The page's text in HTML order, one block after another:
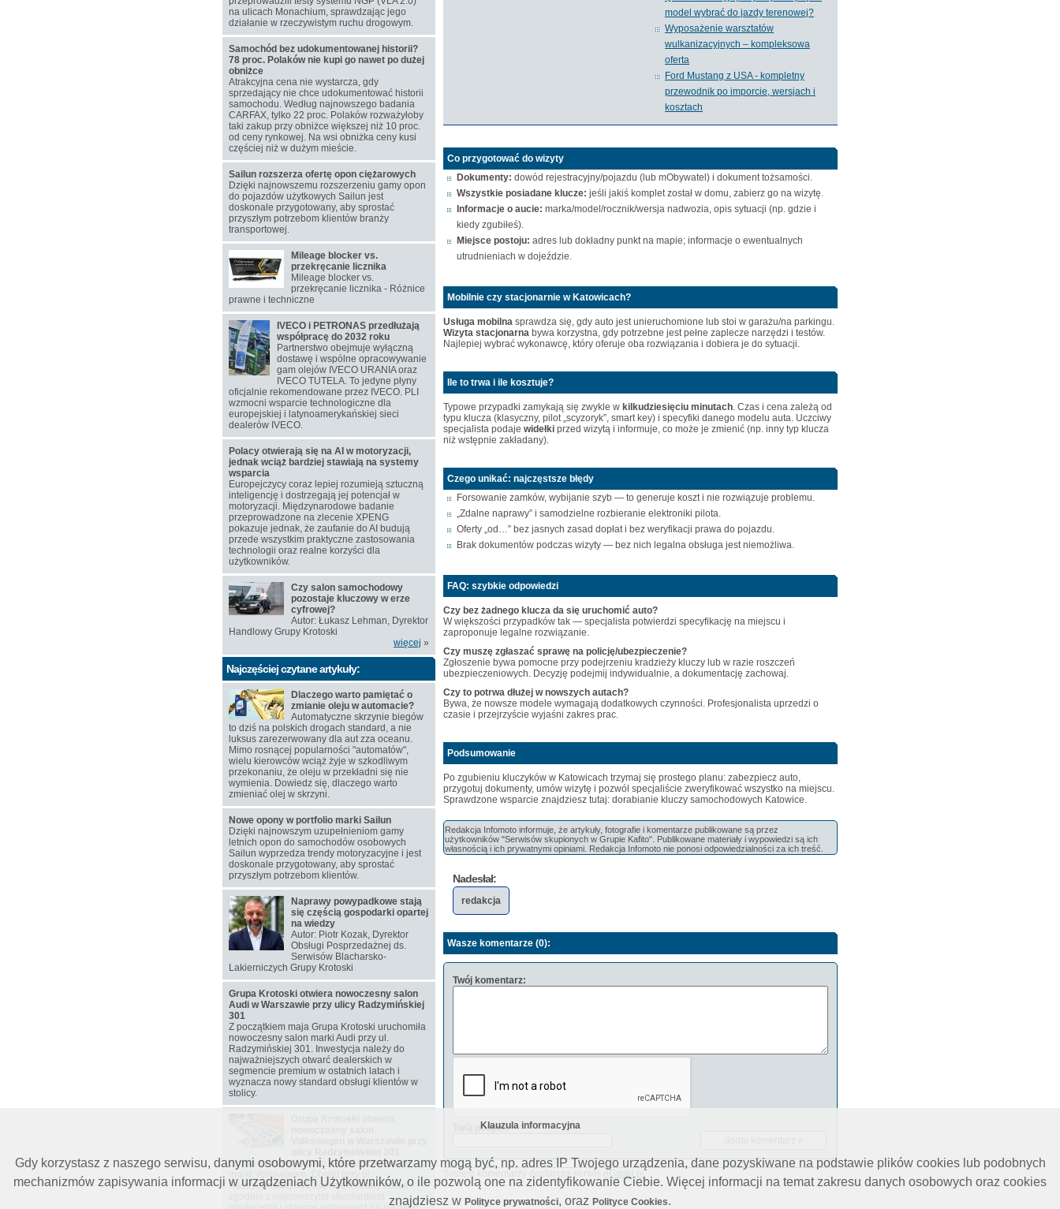
model wybrać do jazdy terenowej?
Wyposażenie warsztatów
wulkanizacyjnych – kompleksowa
oferta
Ford Mustang z USA - kompletny
przewodnik po imporcie, wersjach i
kosztach
Co przygotować do wizyty
Dokumenty: dowód rejestracyjny/pojazdu (lub mObywatel) i dokument tożsamości.
Wszystkie posiadane klucze: jeśli jakiś komplet został w domu, zabierz go na wizytę.
Informacje o aucie: marka/model/rocznik/wersja nadwozia, opis sytuacji (np. gdzie i
kiedy zgubiłeś).
Miejsce postoju: adres lub dokładny punkt na mapie; informacje o ewentualnych
utrudnieniach w dojeździe.
Mobilnie czy stacjonarnie w Katowicach?
Usługa mobilna sprawdza się, gdy auto jest unieruchomione lub stoi w garażu/na parkingu.
Wizyta stacjonarna bywa korzystna, gdy potrzebne jest pełne zaplecze narzędzi i testów.
Najlepiej wybrać wykonawcę, który oferuje oba rozwiązania i dobiera je do sytuacji.
Ile to trwa i ile kosztuje?
Typowe przypadki zamykają się zwykle w kilkudziesięciu minutach. Czas i cena zależą od
typu klucza (klasyczny, pilot „scyzoryk”, smart key) i specyfiki danego modelu auta. Uczciwy
specjalista podaje widełki przed wizytą i informuje, co może je zmienić (np. inny typ klucza
niż wstępnie zakładany).
Czego unikać: najczęstsze błędy
Forsowanie zamków, wybijanie szyb — to generuje koszt i nie rozwiązuje problemu.
„Zdalne naprawy” i samodzielne rozbieranie elektroniki pilota.
Oferty „od…” bez jasnych zasad dopłat i bez weryfikacji prawa do pojazdu.
Brak dokumentów podczas wizyty — bez nich legalna obsługa jest niemożliwa.
FAQ: szybkie odpowiedzi
Czy bez żadnego klucza da się uruchomić auto?
W większości przypadków tak — specjalista potwierdzi specyfikację na miejscu i
zaproponuje legalne rozwiązanie.
Czy muszę zgłaszać sprawę na policję/ubezpieczenie?
Zgłoszenie bywa pomocne przy podejrzeniu kradzieży kluczy lub w razie roszczeń
ubezpieczeniowych. Decyzję podejmij indywidualnie, a dokumentację zachowaj.
Czy to potrwa dłużej w nowszych autach?
Bywa, że nowsze modele wymagają dodatkowych czynności. Profesjonalista uprzedzi o
czasie i przejrzyście wyjaśni zakres prac.
Podsumowanie
Po zgubieniu kluczyków w Katowicach trzymaj się prostego planu: zabezpiecz auto,
przygotuj dokumenty, umów wizytę i pozwól specjaliście zweryfikować wszystko na miejscu.
Sprawdzone wsparcie znajdziesz tutaj: dorabianie kluczy samochodowych Katowice.
Redakcja Infomoto informuje, że artykuły, fotografie i komentarze publikowane są przez
użytkowników "Serwisów skupionych w Grupie Kafito". Publikowane materiały i wypowiedzi są ich
własnością i ich prywatnymi opiniami. Redakcja Infomoto nie ponosi odpowiedzialności za ich treść.
Nadesłał:
redakcja
Wasze komentarze (0):
Twój komentarz:
Twój podpis:
System komentarzy dostarcza serwis eGadki.pl
na ulicach Monachium, sprawdzając jego
działanie w rzeczywistym ruchu drogowym.
Samochód bez udokumentowanej historii?
78 proc. Polaków nie kupi go nawet po dużej
obniżce
Atrakcyjna cena nie wystarcza, gdy
sprzedający nie chce udokumentować historii
samochodu. Według najnowszego badania
CARFAX, tylko 22 proc. Polaków rozważyłoby
taki zakup przy obniżce większej niż 10 proc.
od ceny rynkowej. Na wsi obniżka ceny kusi
częściej niż w dużym mieście.
Sailun rozszerza ofertę opon ciężarowych
Dzięki najnowszemu rozszerzeniu gamy opon
do pojazdów użytkowych Sailun jest
doskonale przygotowany, aby sprostać
przyszłym potrzebom klientów branży
transportowej.
Mileage blocker vs.
przekręcanie licznika
Mileage blocker vs.
przekręcanie licznika - Różnice
prawne i techniczne
IVECO i PETRONAS przedłużają
współpracę do 2032 roku
Partnerstwo obejmuje wyłączną
dostawę i wspólne opracowywanie
gam olejów IVECO URANIA oraz
IVECO TUTELA. To jedyne płyny
oficjalnie rekomendowane przez IVECO. PLI
wzmocni wsparcie technologiczne dla
europejskiej i latynoamerykańskiej sieci
dealerów IVECO.
Polacy otwierają się na AI w motoryzacji,
jednak wciąż bardziej stawiają na systemy
wsparcia
Europejczycy coraz lepiej rozumieją sztuczną
inteligencję i dostrzegają jej potencjał w
motoryzacji. Międzynarodowe badanie
przeprowadzone na zlecenie XPENG
pokazuje jednak, że zaufanie do AI budują
przede wszystkim praktyczne zastosowania
technologii oraz realne korzyści dla
użytkowników.
Czy salon samochodowy
pozostaje kluczowy w erze
cyfrowej?
Autor: Łukasz Lehman, Dyrektor
Handlowy Grupy Krotoski
więcej »
Najczęściej czytane artykuły:
Dlaczego warto pamiętać o
zmianie oleju w automacie?
Automatyczne skrzynie biegów
to dziś na polskich drogach standard, a nie
luksus zarezerwowany dla aut zza oceanu.
Mimo rosnącej popularności "automatów",
wielu kierowców wciąż żyje w szkodliwym
przekonaniu, że oleju w przekładni się nie
wymienia. Dowiedz się, dlaczego warto
zmieniać olej w skrzyni.
Nowe opony w portfolio marki Sailun
Dzięki najnowszym uzupełnieniom gamy
letnich opon do samochodów osobowych
Sailun wyprzedza trendy motoryzacyjne i jest
doskonale przygotowany, aby sprostać
przyszłym potrzebom klientów.
Naprawy powypadkowe stają
się częścią gospodarki opartej
na wiedzy
Autor: Piotr Kozak, Dyrektor
Obsługi Posprzedażnej ds.
Serwisów Blacharsko-
Lakierniczych Grupy Krotoski
Grupa Krotoski otwiera nowoczesny salon
Audi w Warszawie przy ulicy Radzymińskiej
301
Z początkiem maja Grupa Krotoski uruchomiła
nowoczesny salon marki Audi przy ul.
Radzymińskiej 301. Inwestycja należy do
najważniejszych otwarć dealerskich w
segmencie premium w ostatnich latach i
wyznacza nowy standard obsługi klientów w
stolicy.
Grupa Krotoski otwiera w maju nowy salon
marki Volkswagen. Obiekt przy ul.
Radzymińskiej 301 zaprojektowany został
Klauzula informacyjna
Gdy korzystasz z naszego serwisu, danymi osobowymi, które przetwarzamy mogą być, np. adres IP Twojego urządzenia, dane pozyskiwane na podstawie plików cookies lub podobnych
mechanizmów zapisywania informacji w urządzeniach Użytkowników, o ile pozwolą one na zidentyfikowanie Ciebie. Więcej informacji na temat zakresu danych osobowych oraz cookies
znajdziesz w Polityce prywatności, oraz Polityce Cookies.